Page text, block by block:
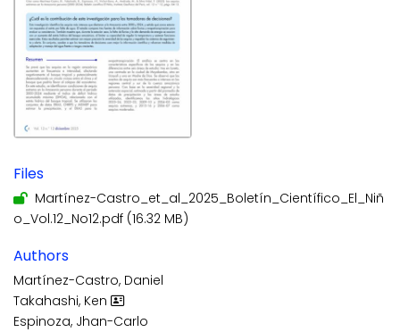
Files
Martínez-Castro_et_al_2025_Boletín_Científico_El_Niñ
o_Vol.12_No12.pdf (16.32 MB)
Authors
Martínez-Castro, Daniel
Takahashi, Ken
Espinoza, Jhan-Carlo